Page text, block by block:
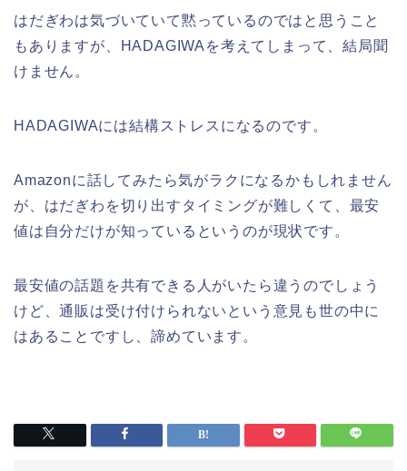
はだぎわは気づいていて黙っているのではと思うこと
もありますが、HADAGIWAを考えてしまって、結局聞
けません。
HADAGIWAには結構ストレスになるのです。
Amazonに話してみたら気がラクになるかもしれません
が、はだぎわを切り出すタイミングが難しくて、最安
値は自分だけが知っているというのが現状です。
最安値の話題を共有できる人がいたら違うのでしょう
けど、通販は受け付けられないという意見も世の中に
はあることですし、諦めています。